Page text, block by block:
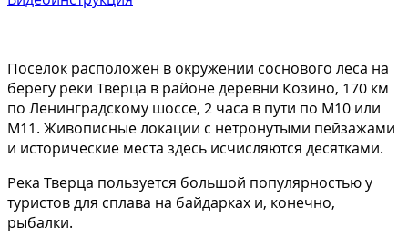
Поселок расположен в окружении соснового леса на
берегу реки Тверца в районе деревни Козино, 170 км
по Ленинградскому шоссе, 2 часа в пути по М10 или
М11. Живописные локации с нетронутыми пейзажами
и исторические места здесь исчисляются десятками.
Река Тверца пользуется большой популярностью у
туристов для сплава на байдарках и, конечно,
рыбалки.